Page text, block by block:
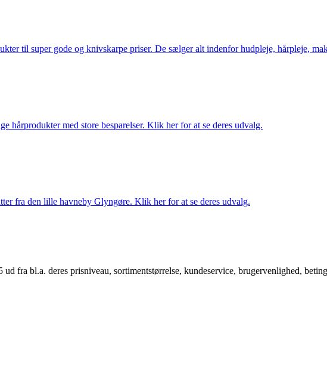
til super gode og knivskarpe priser. De sælger alt indenfor hudpleje, hårpleje,
hårprodukter med store besparelser. Klik her for at se deres udvalg.
fra den lille havneby Glyngøre. Klik her for at se deres udvalg.
fra bl.a. deres prisniveau, sortimentstørrelse, kundeservice, brugervenlighed,